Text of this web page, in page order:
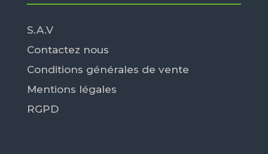
S.A.V
Contactez nous
Conditions générales de vente
Mentions légales
RGPD